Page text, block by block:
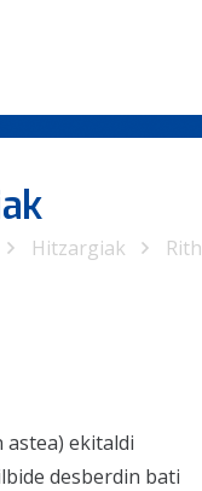
Hitzargiak Rith
ekitaldi
desberdin bati